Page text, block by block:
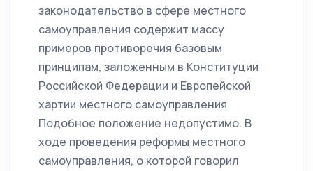
законодательство в сфере местного
самоуправления содержит массу
примеров противоречия базовым
принципам, заложенным в Конституции
Российской Федерации и Европейской
хартии местного самоуправления.
Подобное положение недопустимо. В
ходе проведения реформы местного
самоуправления, о которой говорил